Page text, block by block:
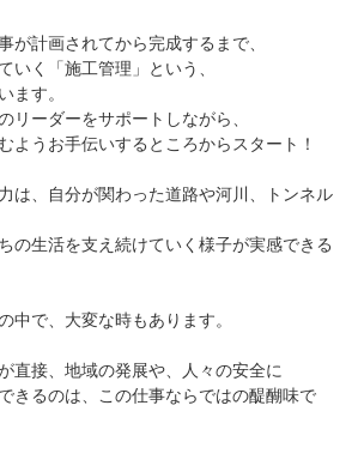
が計画されてから完成するまで、
いく「施工管理」という、
ます。
リーダーをサポートしながら、
ようお手伝いするところからスタート！
は、自分が関わった道路や河川、トンネル
の生活を支え続けていく様子が実感できる
中で、大変な時もあります。
直接、地域の発展や、人々の安全に
きるのは、この仕事ならではの醍醐味で